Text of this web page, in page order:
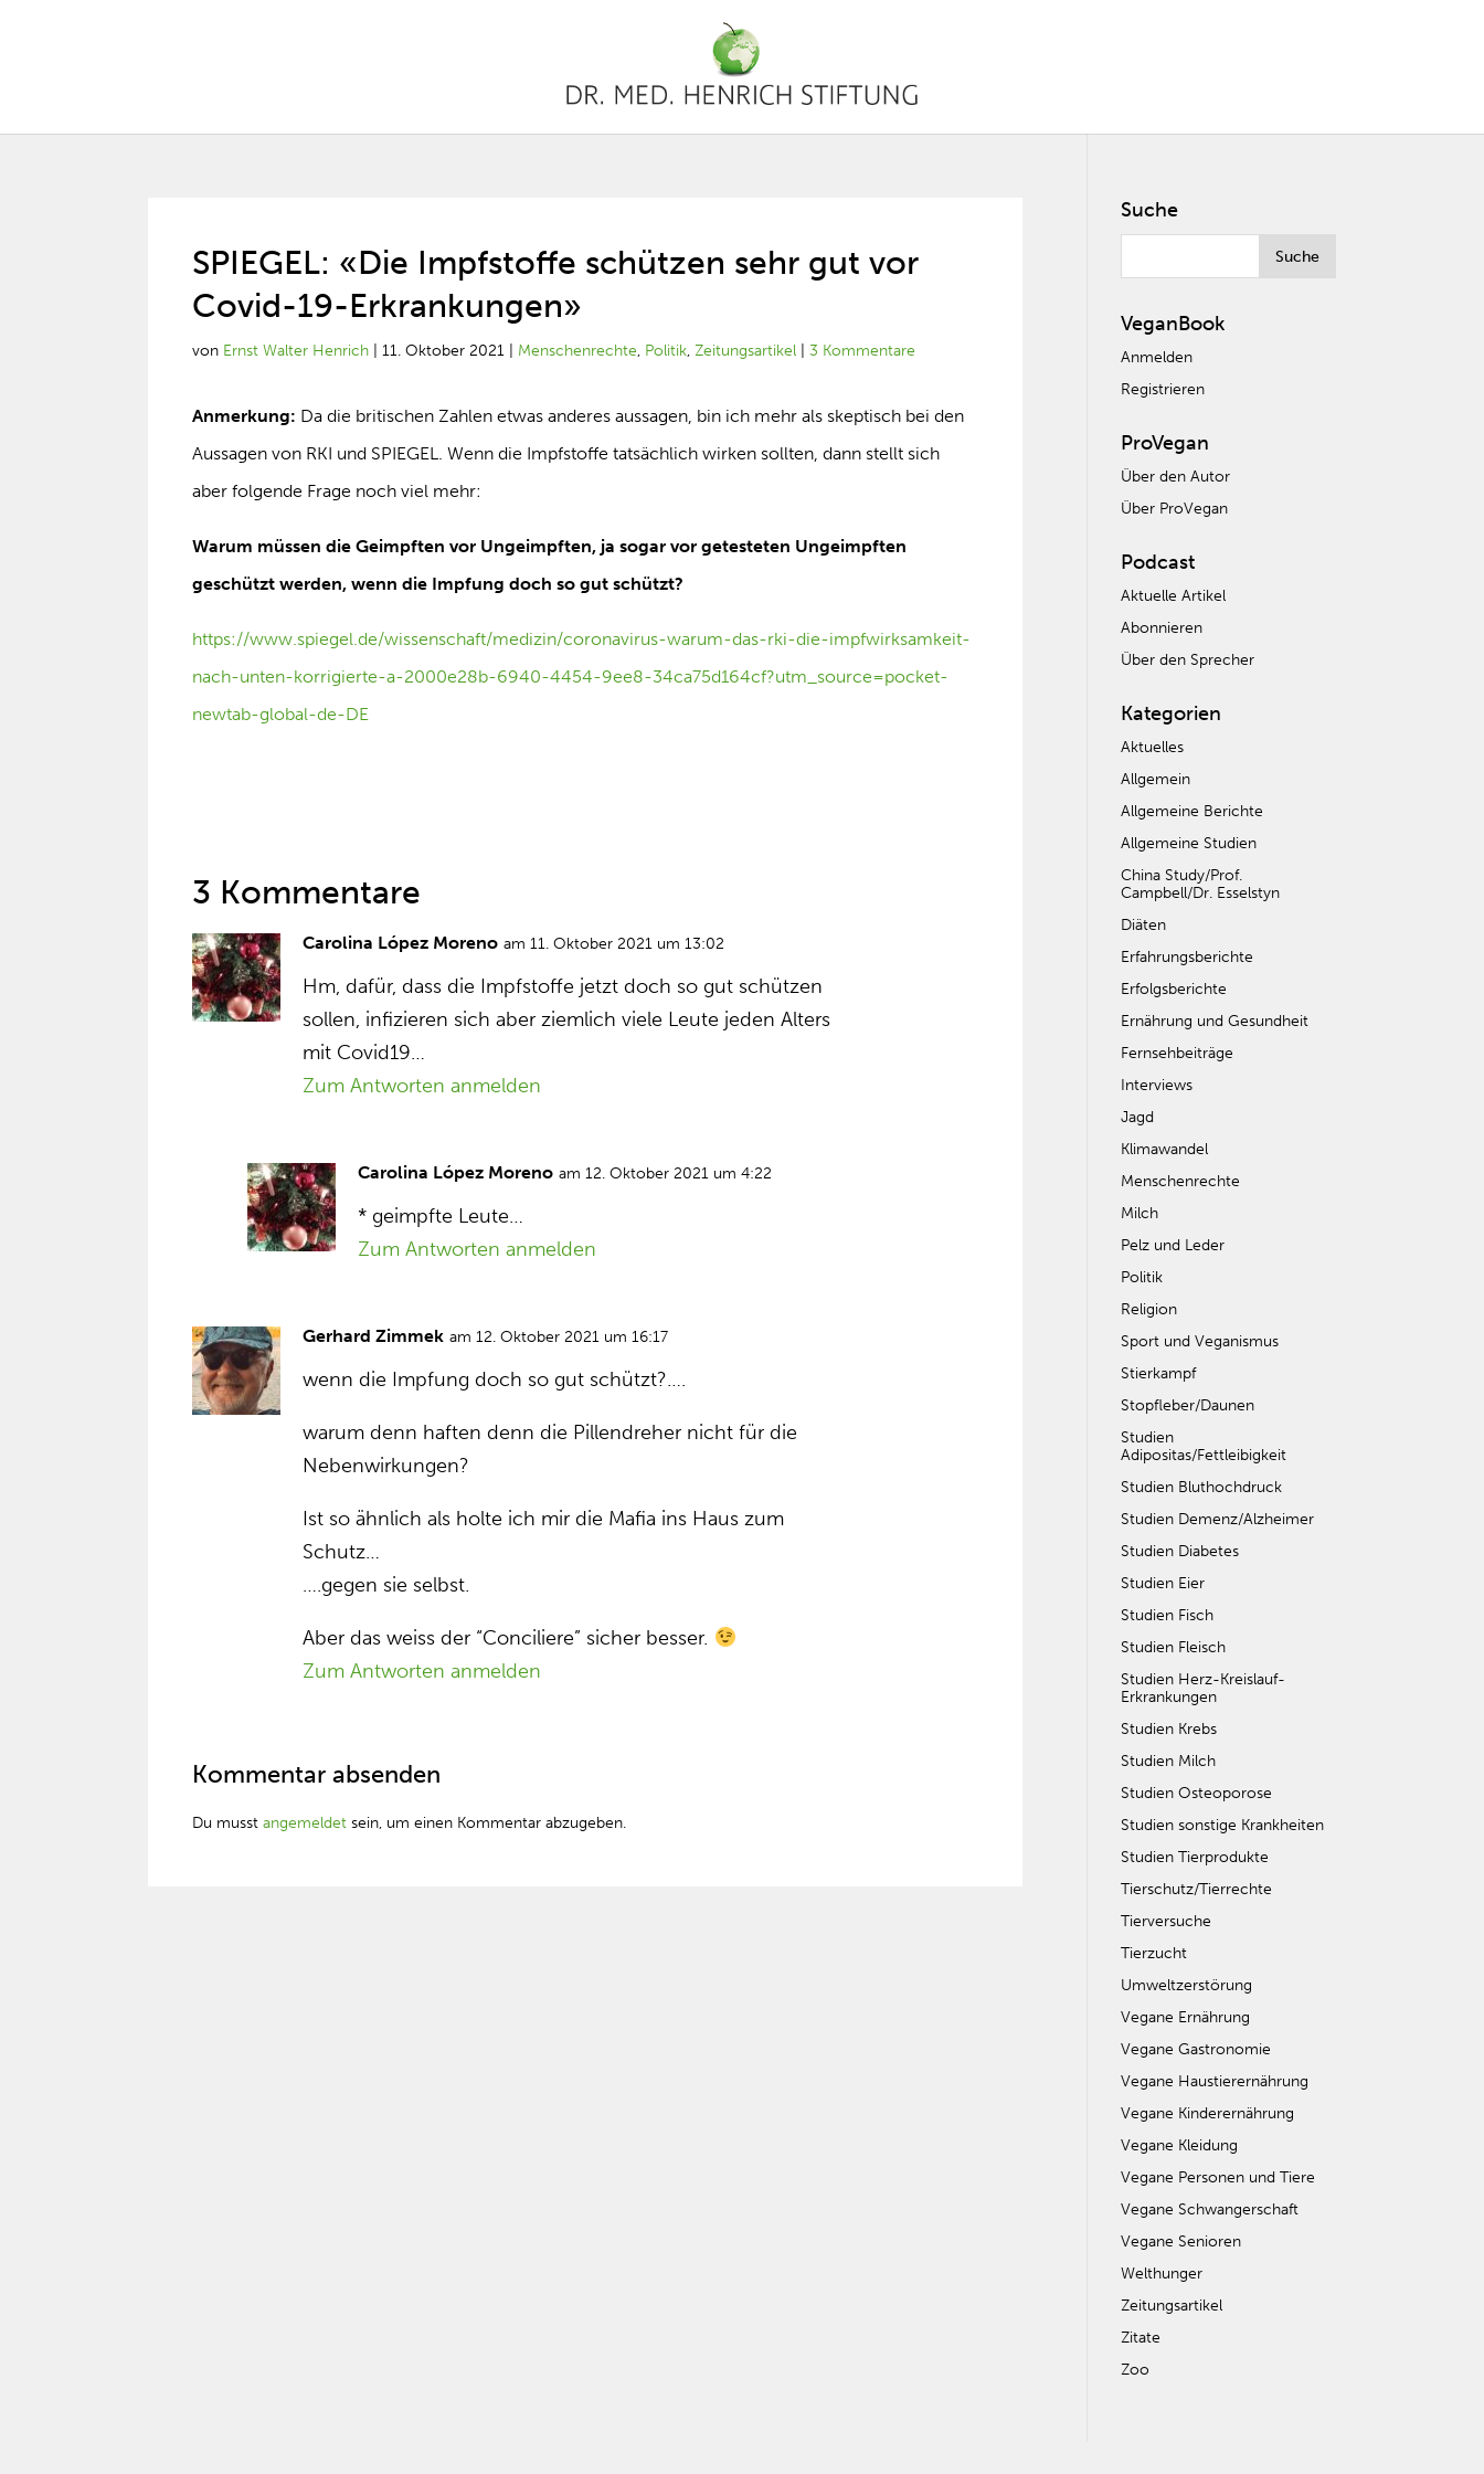
SPIEGEL: «Die Impfstoffe schützen sehr gut vor
Covid-19-Erkrankungen»
von Ernst Walter Henrich |11. Oktober 2021 Menschenrechte, Politik,Zeitungsartikel |3 Kommentare
Anmerkung: Da die britischen Zahlen etwas anderes aussagen, bin ich mehr als skeptisch bei den
Aussagen von RKI und SPIEGEL. Wenn die Impfstoffe tatsächlich wirken sollten, dann stellt sich
aber folgende Frage noch viel mehr:
Warum müssen die Geimpften vor Ungeimpften, ja sogar vor getesteten Ungeimpften
geschützt werden, wenn die Impfung doch so gut schützt?
https://www.spiegel.de/wissenschaft/medizin/coronavirus-warum-das-rki-die-impfwirksamkeit-
nach-unten-korrigierte-a-2000e28b-6940-4454-9ee8-34ca75d164cf?utm_source=pocket-
newtab-global-de-DE
3 Kommentare
Carolina López Moreno am 11. Oktober 2021 um 13:02
Hm, dafür, dass die Impfstoffe jetzt doch so gut schützen
sollen, infizieren sich aber ziemlich viele Leute jeden Alters
mit Covid19…
Zum Antworten anmelden
Carolina López Moreno am 12. Oktober 2021 um 4:22
* geimpfte Leute…
Zum Antworten anmelden
Gerhard Zimmek am 12. Oktober 2021 um 16:17
wenn die Impfung doch so gut schützt?….
warum denn haften denn die Pillendreher nicht für die
Nebenwirkungen?
Ist so ähnlich als holte ich mir die Mafia ins Haus zum
Schutz…
….gegen sie selbst.
Aber das weiss der “Conciliere” sicher besser.
Zum Antworten anmelden
Kommentar absenden
Du musstangemeldet sein, um einen Kommentar abzugeben.
Suche
VeganBook
Anmelden
Registrieren
ProVegan
Über den Autor
Über ProVegan
Podcast
Aktuelle Artikel
Abonnieren
Über den Sprecher
Kategorien
Aktuelles
Allgemein
Allgemeine Berichte
Allgemeine Studien
China Study/Prof.
Campbell/Dr. Esselstyn
Diäten
Erfahrungsberichte
Erfolgsberichte
Ernährung und Gesundheit
Fernsehbeiträge
Interviews
Jagd
Klimawandel
Menschenrechte
Milch
Pelz und Leder
Politik
Religion
Sport und Veganismus
Stierkampf
Stopfleber/Daunen
Studien
Adipositas/Fettleibigkeit
Studien Bluthochdruck
Studien Demenz/Alzheimer
Studien Diabetes
Studien Eier
Studien Fisch
Studien Fleisch
Studien Herz-Kreislauf-
Erkrankungen
Studien Krebs
Studien Milch
Studien Osteoporose
Studien sonstige Krankheiten
Studien Tierprodukte
Tierschutz/Tierrechte
Tierversuche
Tierzucht
Umweltzerstörung
Vegane Ernährung
Vegane Gastronomie
Vegane Haustierernährung
Vegane Kinderernährung
Vegane Kleidung
Vegane Personen und Tiere
Vegane Schwangerschaft
Vegane Senioren
Welthunger
Zeitungsartikel
Zitate
Zoo